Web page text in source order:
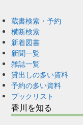
蔵書検索・予約
横断検索
新着図書
新聞一覧
雑誌一覧
貸出しの多い資料
予約の多い資料
ブックリスト
香川を知る